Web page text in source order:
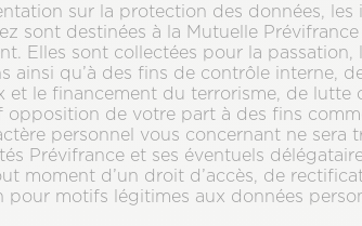
sur la protection des données, les
sont destinées à la Mutuelle
Elles sont collectées pour la passation,
ainsi qu’à des fins de contrôle interne,
et le financement du terrorisme, de lutte
opposition de votre part à des fins
personnel vous concernant ne sera
Prévifrance et ses éventuels
moment d’un droit d’accès, de
pour motifs légitimes aux données